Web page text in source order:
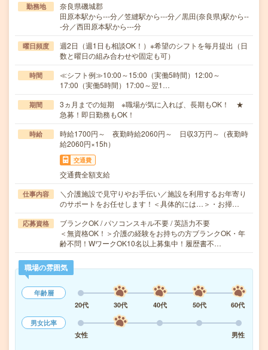
勤務地
奈良県磯城郡
田原本駅から---分／笠縫駅から---分／黒田(奈良県)駅から--
-分／西田原本駅から---分
曜日頻度
週2日（週1日も相談OK！）※希望のシフトを毎月提出（日
数と曜日の組み合わせや固定も可）
時間
≪シフト例≫10:00～15:00（実働5時間）12:00～
17:00（実働5時間）17:00～翌1…
期間
3ヵ月までの短期 ※職場が気に入れば、長期もOK！ ★
急募！即日勤務もOK！
時給
時給1700円～ 夜勤時給2060円～ 日収3万円～（夜勤時
給2060円×15h）
交通費
交通費全額支給
仕事内容
＼介護施設で見守りやお手伝い／施設を利用するお年寄り
のサポートをお任せします！＜具体的には…＞・お掃…
応募資格
ブランクOK / パソコンスキル不要 / 英語力不要
＜無資格OK！＞介護の経験をお持ちの方ブランクOK・年
齢不問！WワークOK10名以上募集中！履歴書不…
職場の雰囲気
年齢層
20代
30代 40代 50代
60代
男女比率
女性
男性